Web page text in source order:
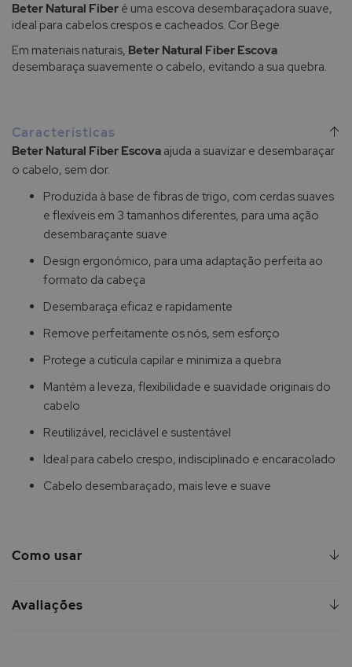
Beter Natural Fiber é uma escova desembaraçadora suave,
ideal para cabelos crespos e cacheados. Cor Bege.
Em materiais naturais, Beter Natural Fiber Escova
desembaraça suavemente o cabelo, evitando a sua quebra.
Características
Beter Natural Fiber Escova ajuda a suavizar e desembaraçar
o cabelo, sem dor.
Produzida à base de fibras de trigo, com cerdas suaves
e flexíveis em 3 tamanhos diferentes, para uma ação
desembaraçante suave
Design ergonómico, para uma adaptação perfeita ao
formato da cabeça
Desembaraça eficaz e rapidamente
Remove perfeitamente os nós, sem esforço
Protege a cutícula capilar e minimiza a quebra
Mantém a leveza, flexibilidade e suavidade originais do
cabelo
Reutilizável, reciclável e sustentável
Ideal para cabelo crespo, indisciplinado e encaracolado
Cabelo desembaraçado, mais leve e suave
Como usar
Avaliações